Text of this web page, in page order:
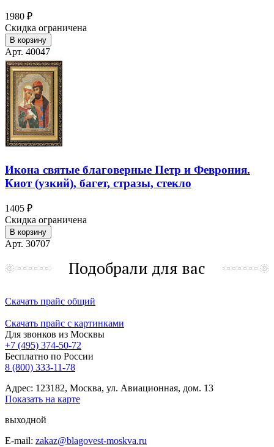
1980 ₽
Скидка ограничена
В корзину
Арт. 40047
Икона святые благоверные Петр и Феврония.
Киот (узкий), багет, стразы, стекло
1405 ₽
Скидка ограничена
В корзину
Арт. 30707
Подобрали для вас
Скачать прайс общий
Скачать прайс с картинками
Для звонков из Москвы
+7 (495) 374-50-72
Бесплатно по России
8 (800) 333-11-78
Адрес: 123182, Москва, ул. Авиационная, дом. 13
Показать на карте
выходной
E-mail: zakaz@blagovest-moskva.ru